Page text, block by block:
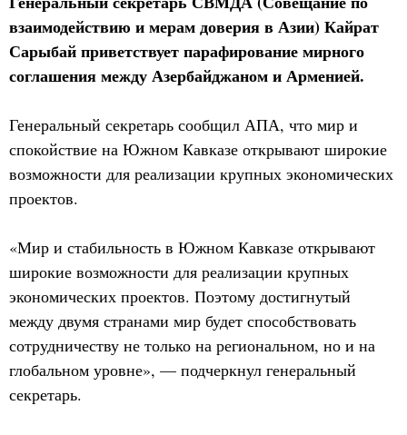
взаимодействию и мерам доверия в Азии) Кайрат
Сарыбай приветствует парафирование мирного
соглашения между Азербайджаном и Арменией.
Генеральный секретарь сообщил АПА, что мир и
спокойствие на Южном Кавказе открывают широкие
возможности для реализации крупных экономических
проектов.
«Мир и стабильность в Южном Кавказе открывают
широкие возможности для реализации крупных
экономических проектов. Поэтому достигнутый
между двумя странами мир будет способствовать
сотрудничеству не только на региональном, но и на
глобальном уровне», — подчеркнул генеральный
секретарь.